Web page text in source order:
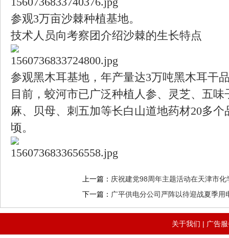
参观3万亩沙棘种植基地。
技术人员向考察团介绍沙棘的生长特点
参观黑木耳基地，年产量达3万吨黑木耳干
目前，蛟河市已广泛种植人参、灵芝、五
麻、贝母、刺五加等长白山道地药材20多个
顷。
上一篇： 庆祝建党98周年主题活动在天津市化
下一篇： 广平供电分公司严阵以待迎战夏季用
关于我们 | 广告